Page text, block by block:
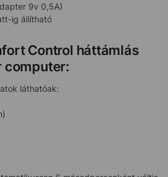
9v 0,5A)
ig állítható
Control háttámlás
computer:
láthatóak: